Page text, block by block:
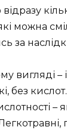
можна
за
вигляді –
без кислот.